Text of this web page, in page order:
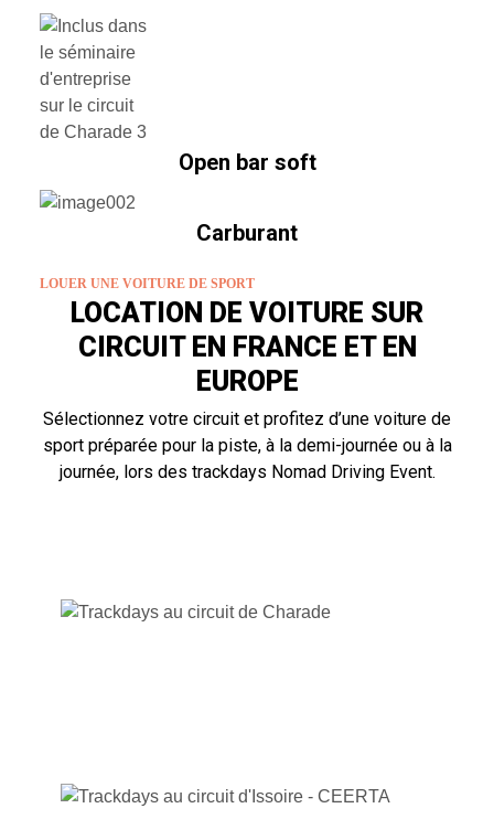
Open bar soft
Carburant
LOUER UNE VOITURE DE SPORT
LOCATION DE VOITURE SUR
CIRCUIT EN FRANCE ET EN
EUROPE
Sélectionnez votre circuit et profitez d’une voiture de
sport préparée pour la piste, à la demi-journée ou à la
journée, lors des trackdays Nomad Driving Event.